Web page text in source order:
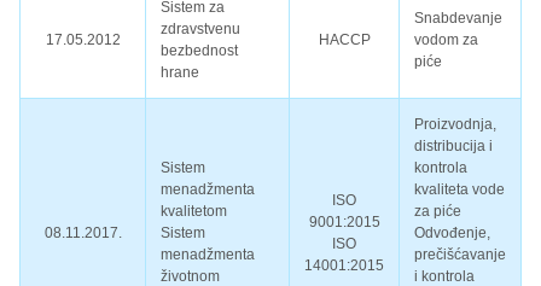
17.05.2012
Sistem za
zdravstvenu
bezbednost
hrane
HACCP
Snabdevanje
vodom za
piće
08.11.2017.
Sistem
menadžmenta
kvalitetom
Sistem
menadžmenta
životnom
ISO
9001:2015
ISO
14001:2015
Proizvodnja,
distribucija i
kontrola
kvaliteta vode
za piće
Odvođenje,
prečišćavanje
i kontrola